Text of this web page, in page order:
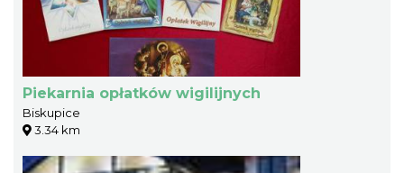
Piekarnia opłatków wigilijnych
Biskupice
3.34 km